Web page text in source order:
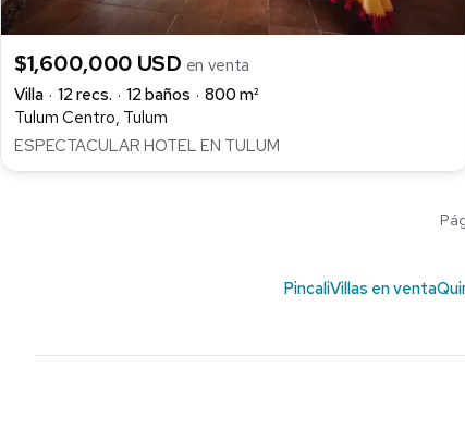
$1,600,000 USD en venta
Villa
12 recs. 12 baños
800 m²
Tulum Centro, Tulum
ESPECTACULAR HOTEL EN TULUM
PincaliVillas en venta